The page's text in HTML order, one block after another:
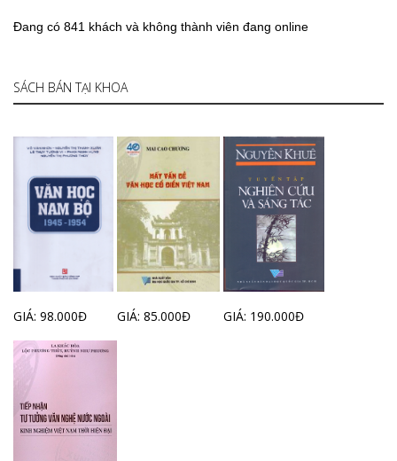
Đang có 841 khách và không thành viên đang online
SÁCH BÁN TẠI KHOA
GIÁ: 98.000Đ GIÁ: 85.000Đ GIÁ: 190.000Đ